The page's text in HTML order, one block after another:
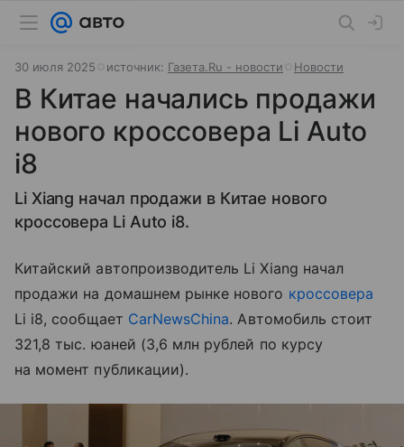
30 июля 2025 источник: Газета.Ru - новости Новости
В Китае начались продажи
нового кроссовера Li Auto
i8
Li Xiang начал продажи в Китае нового
кроссовера Li Auto i8.
Китайский автопроизводитель Li Xiang начал
продажи на домашнем рынке нового кроссовера
Li i8, сообщает CarNewsChina. Автомобиль стоит
321,8 тыс. юаней (3,6 млн рублей по курсу
на момент публикации).